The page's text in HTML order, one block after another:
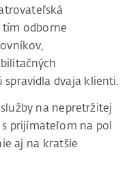
tím odborne
dvaja klienti.
na nepretržitej
s prijímateľom na pol
aj na kratšie